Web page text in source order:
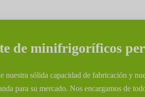
de minifrigoríficos
nuestra sólida capacidad de fabricación y
para su mercado. Nos encargamos de